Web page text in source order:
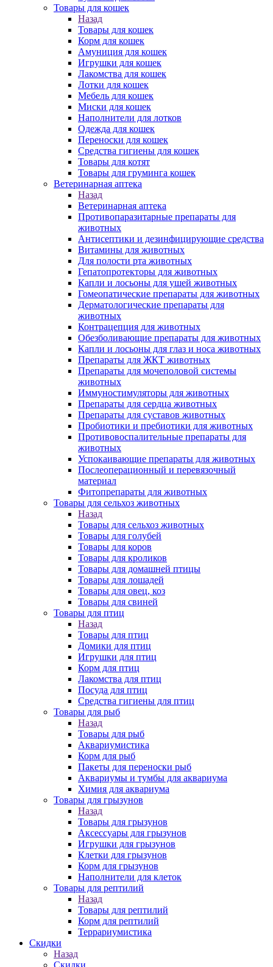
Товары для кошек
Назад
Товары для кошек
Корм для кошек
Амуниция для кошек
Игрушки для кошек
Лакомства для кошек
Лотки для кошек
Мебель для кошек
Миски для кошек
Наполнители для лотков
Одежда для кошек
Переноски для кошек
Средства гигиены для кошек
Товары для котят
Товары для груминга кошек
Ветеринарная аптека
Назад
Ветеринарная аптека
Противопаразитарные препараты для
животных
Антисептики и дезинфицирующие средства
Витамины для животных
Для полости рта животных
Гепатопротекторы для животных
Капли и лосьоны для ушей животных
Гомеопатические препараты для животных
Дерматологические препараты для
животных
Контрацепция для животных
Обезболивающие препараты для животных
Капли и лосьоны для глаз и носа животных
Препараты для ЖКТ животных
Препараты для мочеполовой системы
животных
Иммуностимуляторы для животных
Препараты для сердца животных
Препараты для суставов животных
Пробиотики и пребиотики для животных
Противовоспалительные препараты для
животных
Успокаивающие препараты для животных
Послеоперационный и перевязочный
материал
Фитопрепараты для животных
Товары для сельхоз животных
Назад
Товары для сельхоз животных
Товары для голубей
Товары для коров
Товары для кроликов
Товары для домашней птицы
Товары для лошадей
Товары для овец, коз
Товары для свиней
Товары для птиц
Назад
Товары для птиц
Домики для птиц
Игрушки для птиц
Корм для птиц
Лакомства для птиц
Посуда для птиц
Средства гигиены для птиц
Товары для рыб
Назад
Товары для рыб
Аквариумистика
Корм для рыб
Пакеты для переноски рыб
Аквариумы и тумбы для аквариума
Химия для аквариума
Товары для грызунов
Назад
Товары для грызунов
Аксессуары для грызунов
Игрушки для грызунов
Клетки для грызунов
Корм для грызунов
Наполнители для клеток
Товары для рептилий
Назад
Товары для рептилий
Корм для рептилий
Террариумистика
Скидки
Назад
Скидки